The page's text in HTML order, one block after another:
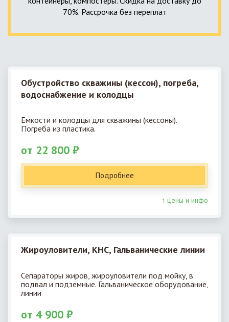
70%. Рассрочка без переплат
Обустройство скважины (кессон), погреба,
водоснабжение и колодцы
Емкости и колодцы для скважины (кессоны).
Погреба из пластика.
от 22 800 ₽
Подробнее
↑ цены и инфо
Жироуловители, КНС, Гальванические линии
Сепараторы жиров, жироуловители под мойку, в
подвал и подземные. Гальваническое оборудование,
линии
от 4 900 ₽